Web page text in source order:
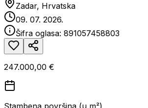
Zadar, Hrvatska
09. 07. 2026.
Šifra oglasa: 891057458803
247.000,00 €
Stambena površina (u m²)